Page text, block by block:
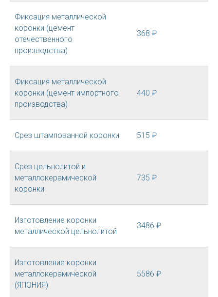
Фиксация металлической
коронки (цемент
отечественного
производства)
368 ₽
Фиксация металлической
коронки (цемент импортного
производства)
440 ₽
Срез штампованной коронки 515 ₽
Срез цельнолитой и
металлокерамической
коронки
735 ₽
Изготовление коронки
металлической цельнолитой
3486 ₽
Изготовление коронки
металлокерамической
(ЯПОНИЯ)
5586 ₽